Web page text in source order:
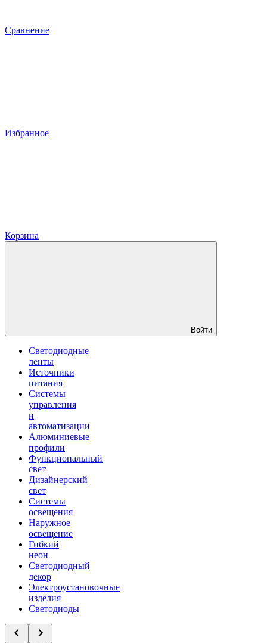
Сравнение
Избранное
Корзина
Войти
Светодиодные
ленты
Источники
питания
Системы
управления
и
автоматизации
Алюминиевые
профили
Функциональный
свет
Дизайнерский
свет
Системы
освещения
Наружное
освещение
Гибкий
неон
Светодиодный
декор
Электроустановочные
изделия
Светодиоды